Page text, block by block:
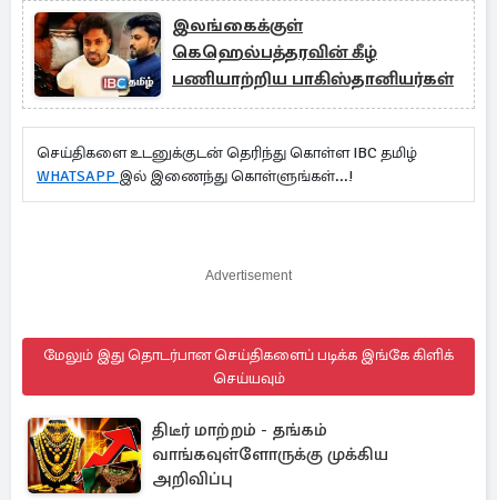
இலங்கைக்குள்
கெஹெல்பத்தரவின் கீழ்
பணியாற்றிய பாகிஸ்தானியர்கள்
செய்திகளை உடனுக்குடன் தெரிந்து கொள்ள IBC தமிழ்
WHATSAPP இல் இணைந்து கொள்ளுங்கள்...!
Advertisement
மேலும் இது தொடர்பான செய்திகளைப் படிக்க இங்கே கிளிக்
செய்யவும்
திடீர் மாற்றம் - தங்கம்
வாங்கவுள்ளோருக்கு முக்கிய
அறிவிப்பு